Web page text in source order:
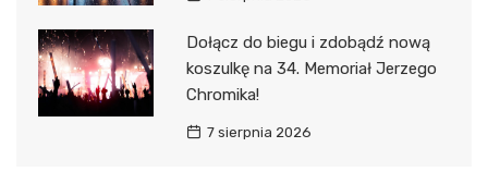
Dołącz do biegu i zdobądź nową
koszulkę na 34. Memoriał Jerzego
Chromika!
7 sierpnia 2026